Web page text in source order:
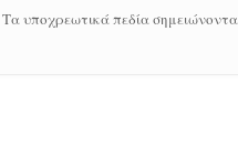
Τα υποχρεωτικά πεδία